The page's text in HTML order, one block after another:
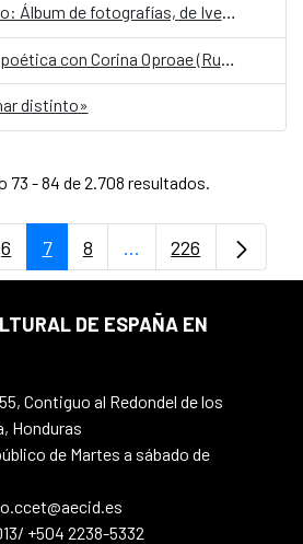
Presentación de libro: Álbum de fotografías, de Iveth Vega
distinto»
73 - 84 de 2.708 resultados.
intermedias Use TAB para
Página
6 Página
7 Página
8 ...PáginasPágina
226
DE ESPAÑA EN
Contiguo al Redondel de los
Honduras
de Martes a sábado de
+504 2238-5332